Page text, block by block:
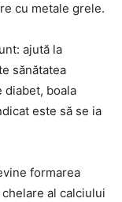
cu metale grele.
ajută la
sănătatea
diabet, boala
este să se ia
formarea
al calciului